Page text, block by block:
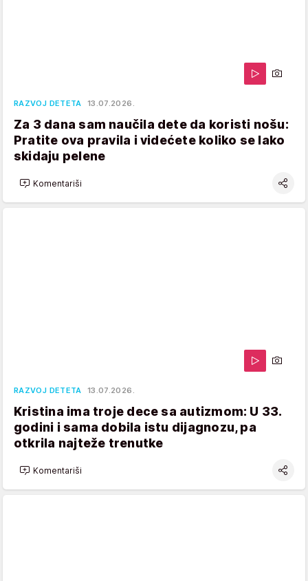
RAZVOJ DETETA 13.07.2026.
Za 3 dana sam naučila dete da koristi nošu:
Pratite ova pravila i videćete koliko se lako
skidaju pelene
Komentariši
RAZVOJ DETETA 13.07.2026.
Kristina ima troje dece sa autizmom: U 33.
godini i sama dobila istu dijagnozu, pa
otkrila najteže trenutke
Komentariši